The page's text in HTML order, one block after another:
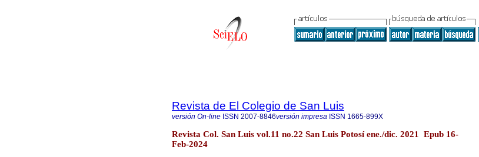
Revista de El Colegio de San Luis
versión On-line ISSN 2007-8846versión impresa ISSN 1665-899X
Revista Col. San Luis vol.11 no.22 San Luis Potosí ene./dic. 2021 Epub 16-
Feb-2024